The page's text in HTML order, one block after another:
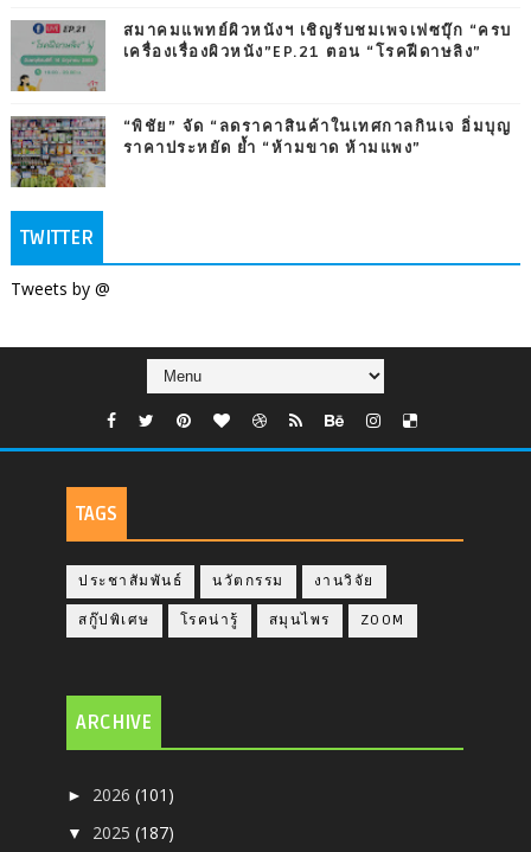
สมาคมแพทย์ผิวหนังฯ เชิญรับชมเพจเฟซบุ๊ก “ครบ
เครื่องเรื่องผิวหนัง”EP.21 ตอน “โรคฝีดาษลิง”
“พิชัย” จัด “ลดราคาสินค้าในเทศกาลกินเจ อิ่มบุญ
ราคาประหยัด ย้ำ “ห้ามขาด ห้ามแพง”
TWITTER
Tweets by @
TAGS
ประชาสัมพันธ์ นวัตกรรม งานวิจัย
สกู๊ปพิเศษ โรคน่ารู้ สมุนไพร ZOOM
ARCHIVE
► 2026(101)
▼ 2025(187)